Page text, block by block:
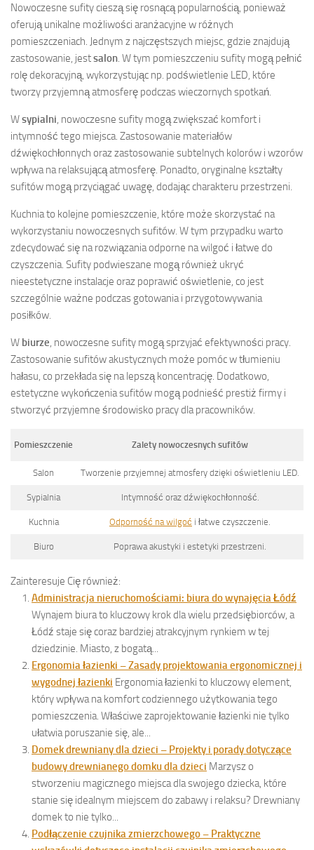
Nowoczesne sufity cieszą się rosnącą popularnością, ponieważ
oferują unikalne możliwości aranżacyjne w różnych
pomieszczeniach. Jednym z najczęstszych miejsc, gdzie znajdują
zastosowanie, jestsalon . W tym pomieszczeniu sufity mogą pełnić
rolę dekoracyjną, wykorzystując np. podświetlenie LED, które
tworzy przyjemną atmosferę podczas wieczornych spotkań.
Wsypialni , nowoczesne sufity mogą zwiększać komfort i
intymność tego miejsca. Zastosowanie materiałów
dźwiękochłonnych oraz zastosowanie subtelnych kolorów i wzorów
wpływa na relaksującą atmosferę. Ponadto, oryginalne kształty
sufitów mogą przyciągać uwagę, dodając charakteru przestrzeni.
Kuchnia to kolejne pomieszczenie, które może skorzystać na
wykorzystaniu nowoczesnych sufitów. W tym przypadku warto
zdecydować się na rozwiązania odporne na wilgoć i łatwe do
czyszczenia. Sufity podwieszane mogą również ukryć
nieestetyczne instalacje oraz poprawić oświetlenie, co jest
szczególnie ważne podczas gotowania i przygotowywania
posiłków.
W biurze , nowoczesne sufity mogą sprzyjać efektywności pracy.
Zastosowanie sufitów akustycznych może pomóc w tłumieniu
hałasu, co przekłada się na lepszą koncentrację. Dodatkowo,
estetyczne wykończenia sufitów mogą podnieść prestiż firmy i
stworzyć przyjemne środowisko pracy dla pracowników.
Pomieszczenie Zalety nowoczesnych sufitów
Salon Tworzenie przyjemnej atmosfery dzięki oświetleniu LED.
Sypialnia Intymność oraz dźwiękochłonność.
Kuchnia Odporność na wilgoć i łatwe czyszczenie.
Biuro Poprawa akustyki i estetyki przestrzeni.
Zainteresuje Cię również:
Administracja nieruchomościami: biura do wynajęcia Łódź
Wynajem biura to kluczowy krok dla wielu przedsiębiorców, a
Łódź staje się coraz bardziej atrakcyjnym rynkiem w tej
dziedzinie. Miasto, z bogatą...
Ergonomia łazienki – Zasady projektowania ergonomicznej i
wygodnej łazienki Ergonomia łazienki to kluczowy element,
który wpływa na komfort codziennego użytkowania tego
pomieszczenia. Właściwe zaprojektowanie łazienki nie tylko
ułatwia poruszanie się, ale...
Domek drewniany dla dzieci – Projekty i porady dotyczące
budowy drewnianego domku dla dzieci Marzysz o
stworzeniu magicznego miejsca dla swojego dziecka, które
stanie się idealnym miejscem do zabawy i relaksu? Drewniany
domek to nie tylko...
Podłączenie czujnika zmierzchowego – Praktyczne